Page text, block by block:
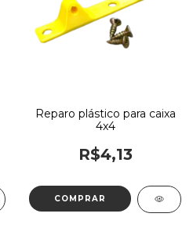
Reparo plástico para caixa
4x4
R$4,13